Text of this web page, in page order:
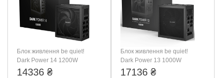
Блок живлення be quiet!
Dark Power 14 1200W
(BP021EU)
14336 ₴
Блок живлення be quiet!
Dark Power 13 1000W
(BN335)
17136 ₴